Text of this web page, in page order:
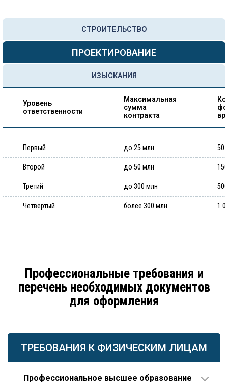
СТРОИТЕЛЬСТВО
ПРОЕКТИРОВАНИЕ
ИЗЫСКАНИЯ
Уровень
ответственности
Максимальная
сумма
контракта
Первый до 25 млн 50
Второй до 50 млн
Третий до 300 млн
Четвертый более 300 млн 1
Профессиональные требования и
перечень необходимых документов
для оформления
ТРЕБОВАНИЯ К ФИЗИЧЕСКИМ ЛИЦАМ
Профессиональное высшее образование